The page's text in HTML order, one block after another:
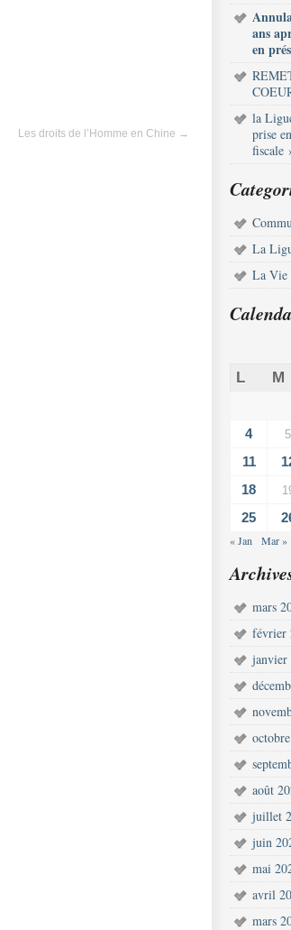
Les droits de l’Homme en Chine →
ans
en
la
prise
fiscale
La
La Vie
L M
4 5
11
18
25
« Jan Mar »
mars
février
janvier
août
juillet
juin
mai
avril
mars